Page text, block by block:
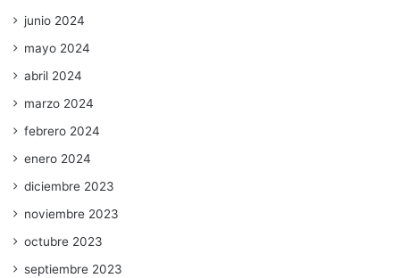
junio 2024
mayo 2024
abril 2024
marzo 2024
febrero 2024
enero 2024
diciembre 2023
noviembre 2023
octubre 2023
septiembre 2023